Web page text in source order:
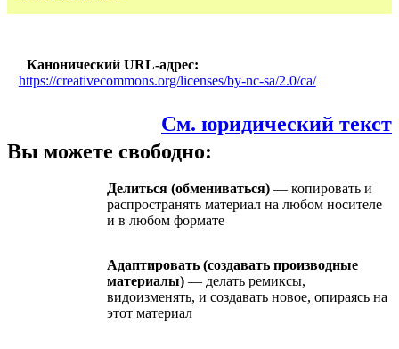
Канонический URL-адрес
https://creativecommons.org/licenses/by-nc-sa/2.0/ca/
См. юридический текст
Вы можете свободно:
Делиться (обмениваться) — копировать и
распространять материал на любом носителе
и в любом формате
Адаптировать (создавать производные
материалы) — делать ремиксы,
видоизменять, и создавать новое, опираясь на
этот материал